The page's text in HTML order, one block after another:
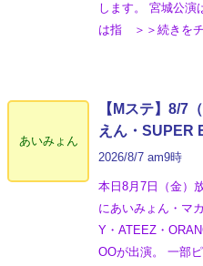
します。 宮城公演
は指 ＞＞続きをチ
あいみょん
【Mステ】8/7
えん・SUPER
2026/8/7 am9時
本日8月7日（金）
にあいみょん・マ
Y・ATEEZ・
OOが出演。 一部